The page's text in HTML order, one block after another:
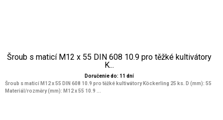
Šroub s maticí M12 x 55 DIN 608 10.9 pro těžké kultivátory
K...
Doručenie do: 11 dní
Šroub s maticí M12 x 55 DIN 608 10.9 pro těžké kultivátory Köckerling 25 ks. D (mm): 55
Materiál/rozměry (mm): M12 x 55 10.9 ...